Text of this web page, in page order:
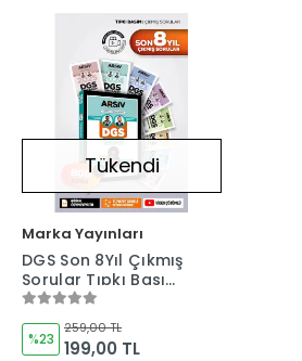
Tükendi
Marka Yayınları
DGS Son 8Yıl Çıkmış
Sorular Tıpkı Basım
Çözümlü Marka
Yayınları - 2018-
2025
%23
259,00 TL
199,00 TL